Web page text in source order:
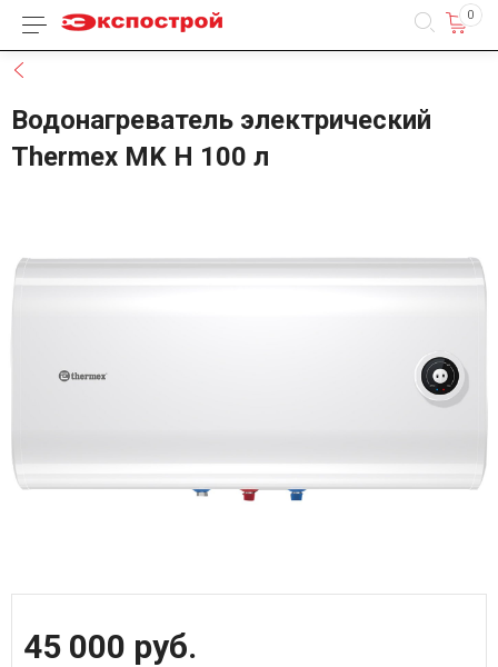
Каталог товаров 0
Водонагреватель электрический
Thermex MK H 100 л
45 000 руб.